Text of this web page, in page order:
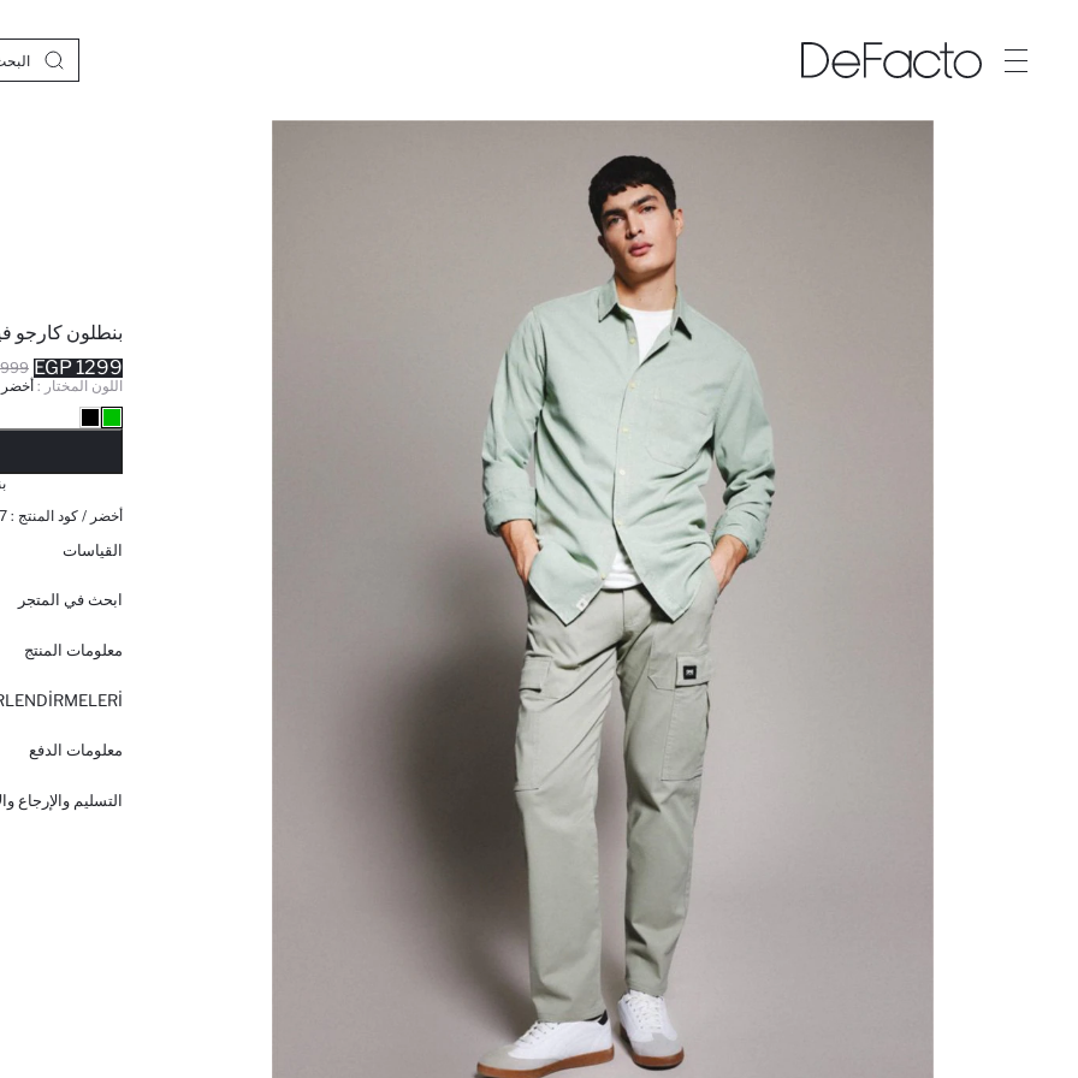
بنطلون كارجو
EGP 1299 EGP
اللون المختار : أخضر
أخضر / كود المنتج :
القياسات
ابحث في المتجر
معلومات المنتج
معلومات الدفع
التسليم والإرجاع